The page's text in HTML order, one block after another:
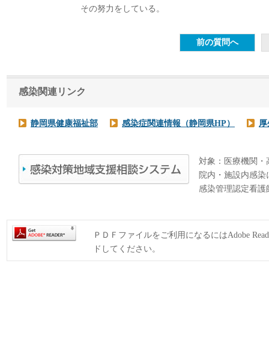
その努力をしている。
感染関連リンク
静岡県健康福祉部 感染症関連情報（静岡県HP）
対象：医療機関・
院内・施設内感
感染管理認定看
ＰＤＦファイルをご利用になるにはAdobe
ドしてください。